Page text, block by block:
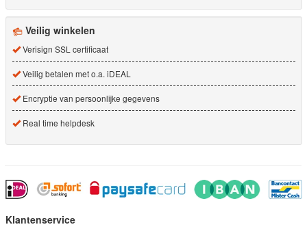
Veilig winkelen
Verisign SSL certificaat
Veilig betalen met o.a. iDEAL
Encryptie van persoonlijke gegevens
Real time helpdesk
Klantenservice